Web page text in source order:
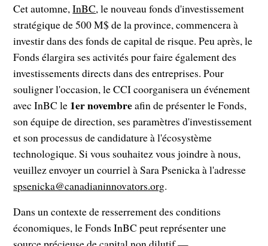
Cet automne,InBC, le nouveau fonds d'investissement
stratégique de 500 M$ de la province, commencera à
investir dans des fonds de capital de risque. Peu après, le
Fonds élargira ses activités pour faire également des
investissements directs dans des entreprises. Pour
souligner l'occasion, le CCI coorganisera un événement
avec InBC le 1er novembreafin de présenter le Fonds,
son équipe de direction, ses paramètres d'investissement
et son processus de candidature à l'écosystème
technologique. Si vous souhaitez vous joindre à nous,
veuillez envoyer un courriel à Sara Psenicka à l'adresse
spsenicka@canadianinnovators.org.
Dans un contexte de resserrement des conditions
économiques, le Fonds InBC peut représenter une